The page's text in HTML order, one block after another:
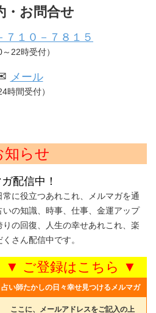
・お問合せ
７１０－７８１５
～22時受付）
メール
時間受付）
知らせ
配信中！
に役立つあれこれ、メルマガを通
いの知識、時事、仕事、金運アップ
の回復、人生の幸せあれこれ、楽
さん配信中です。
▼ ご登録はこちら ▼
占い師たかしの日々幸せ見つけるメルマガ
ここに、メールアドレスをご記入の上